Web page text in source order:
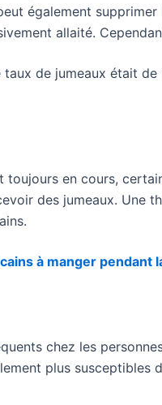
également
allaité.
de jumeaux était de
toujours en cours,
des jumeaux. Une
à manger pendant
chez les
plus susceptibles